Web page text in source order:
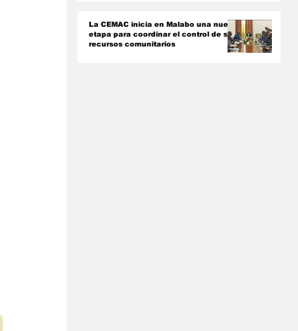
La CEMAC inicia en Malabo una nueva
etapa para coordinar el control de sus
recursos comunitarios